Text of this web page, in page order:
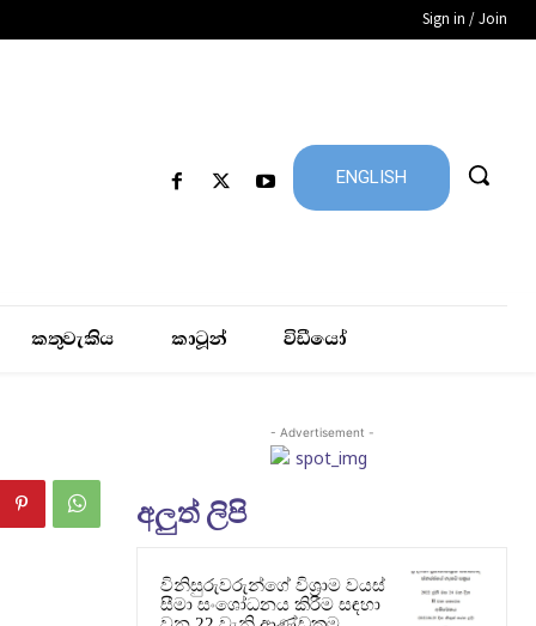
Sign in / Join
ENGLISH
කතුවැකිය කාටූන් විඩීයෝ
- Advertisement -
අලුත් ලිපි
විනිසුරුවරුන්ගේ විශ්‍රාම වයස්
සීමා සංශෝධනය කිරීම සඳහා